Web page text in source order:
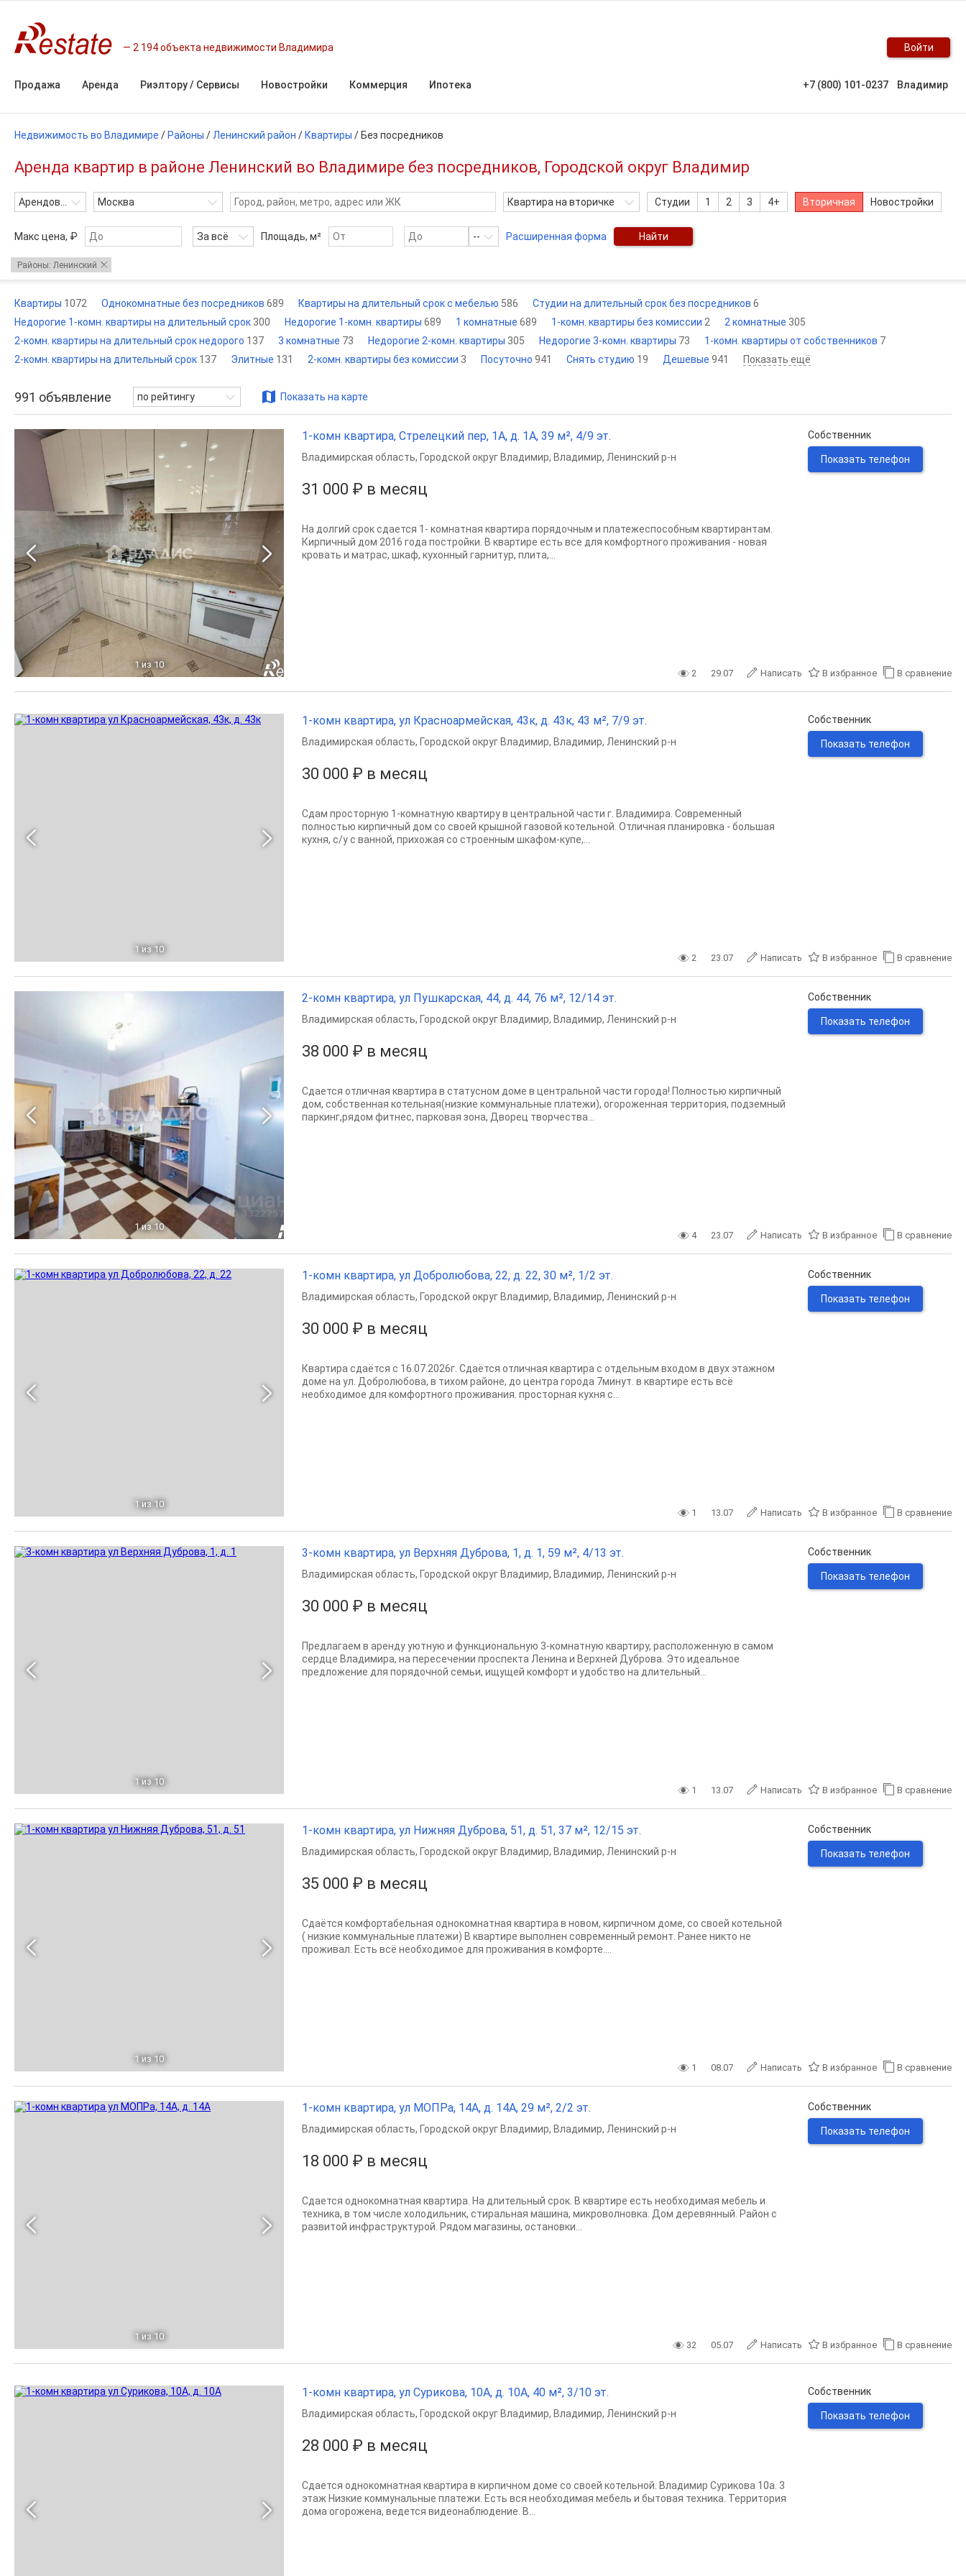
2 194 объекта недвижимости Владимира Войти
Продажа Аренда Риэлтору / Сервисы Новостройки Коммерция Ипотека +7 (800) 101-0237 Владимир
Недвижимость во Владимире / Районы / Ленинский район / Квартиры / Без посредников
Аренда квартир в районе Ленинский во Владимире без посредников, Городской округ Владимир
Арендовать Москва Квартира на вторичке Студии 1 2 3 4+ Вторичная Новостройки
Макс цена, ₽ За всё Площадь, м² -- Расширенная форма Найти
Районы: Ленинский
Квартиры 1072 Однокомнатные без посредников 689 Квартиры на длительный срок с мебелью 586 Студии на длительный срок без посредников 6
Недорогие 1-комн. квартиры на длительный срок 300 Недорогие 1-комн. квартиры 689 1 комнатные 689 1-комн. квартиры без комиссии 2 2 комнатные 305
2-комн. квартиры на длительный срок недорого 137 3 комнатные 73 Недорогие 2-комн. квартиры 305 Недорогие 3-комн. квартиры 73 1-комн. квартиры от собственников 7
2-комн. квартиры на длительный срок 137 Элитные 131 2-комн. квартиры без комиссии 3 Посуточно 941 Снять студию 19 Дешевые 941 Показать ещё
991 объявление по рейтингу Показать на карте
1 из 10
1-комн квартира, Стрелецкий пер, 1А, д. 1А, 39 м², 4/9 эт.
31 000 ₽ в месяц
Владимирская область, Городской округ Владимир, Владимир, Ленинский р-н
На долгий срок сдается 1- комнатная квартира порядочным и платежеспособным квартирантам.
Кирпичный дом 2016 года постройки. В квартире есть все для комфортного проживания - новая
кровать и матрас, шкаф, кухонный гарнитур, плита,...
Собственник
Показать телефон
2 29.07 Написать В избранное В сравнение
1 из 10
1-комн квартира, ул Красноармейская, 43к, д. 43к, 43 м², 7/9 эт.
30 000 ₽ в месяц
Владимирская область, Городской округ Владимир, Владимир, Ленинский р-н
Сдам просторную 1-комнатную квартиру в центральной части г. Владимира. Современный
полностью кирпичный дом со своей крышной газовой котельной. Отличная планировка - большая
кухня, с/у с ванной, прихожая со строенным шкафом-купе,...
Собственник
Показать телефон
2 23.07 Написать В избранное В сравнение
1 из 10
2-комн квартира, ул Пушкарская, 44, д. 44, 76 м², 12/14 эт.
38 000 ₽ в месяц
Владимирская область, Городской округ Владимир, Владимир, Ленинский р-н
Сдается отличная квартира в статусном доме в центральной части города! Полностью кирпичный
дом, собственная котельная(низкие коммунальные платежи), огороженная территория, подземный
паркинг,рядом фитнес, парковая зона, Дворец творчества...
Собственник
Показать телефон
4 23.07 Написать В избранное В сравнение
1 из 10
1-комн квартира, ул Добролюбова, 22, д. 22, 30 м², 1/2 эт.
30 000 ₽ в месяц
Владимирская область, Городской округ Владимир, Владимир, Ленинский р-н
Квартира сдаётся с 16.07.2026г. Сдаётся отличная квартира с отдельным входом в двух этажном
доме на ул. Добролюбова, в тихом районе, до центра города 7минут. в квартире есть всё
необходимое для комфортного проживания. просторная кухня с...
Собственник
Показать телефон
1 13.07 Написать В избранное В сравнение
1 из 10
3-комн квартира, ул Верхняя Дуброва, 1, д. 1, 59 м², 4/13 эт.
30 000 ₽ в месяц
Владимирская область, Городской округ Владимир, Владимир, Ленинский р-н
Предлагаем в аренду уютную и функциональную 3-комнатную квартиру, расположенную в самом
сердце Владимира, на пересечении проспекта Ленина и Верхней Дуброва. Это идеальное
предложение для порядочной семьи, ищущей комфорт и удобство на длительный...
Собственник
Показать телефон
1 13.07 Написать В избранное В сравнение
1 из 10
1-комн квартира, ул Нижняя Дуброва, 51, д. 51, 37 м², 12/15 эт.
35 000 ₽ в месяц
Владимирская область, Городской округ Владимир, Владимир, Ленинский р-н
Сдаётся комфортабельная однокомнатная квартира в новом, кирпичном доме, со своей котельной
( низкие коммунальные платежи) В квартире выполнен современный ремонт. Ранее никто не
проживал. Есть всё необходимое для проживания в комфорте....
Собственник
Показать телефон
1 08.07 Написать В избранное В сравнение
1 из 10
1-комн квартира, ул МОПРа, 14А, д. 14А, 29 м², 2/2 эт.
18 000 ₽ в месяц
Владимирская область, Городской округ Владимир, Владимир, Ленинский р-н
Сдается однокомнатная квартира. На длительный срок. В квартире есть необходимая мебель и
техника, в том числе холодильник, стиральная машина, микроволновка. Дом деревянный. Район с
развитой инфраструктурой. Рядом магазины, остановки...
Собственник
Показать телефон
32 05.07 Написать В избранное В сравнение
1-комн квартира, ул Сурикова, 10А, д. 10А, 40 м², 3/10 эт.
28 000 ₽ в месяц
Владимирская область, Городской округ Владимир, Владимир, Ленинский р-н
Сдается однокомнатная квартира в кирпичном доме со своей котельной. Владимир Сурикова 10а. 3
этаж Низкие коммунальные платежи. Есть вся необходимая мебель и бытовая техника. Территория
дома огорожена, ведется видеонаблюдение. В...
Собственник
Показать телефон